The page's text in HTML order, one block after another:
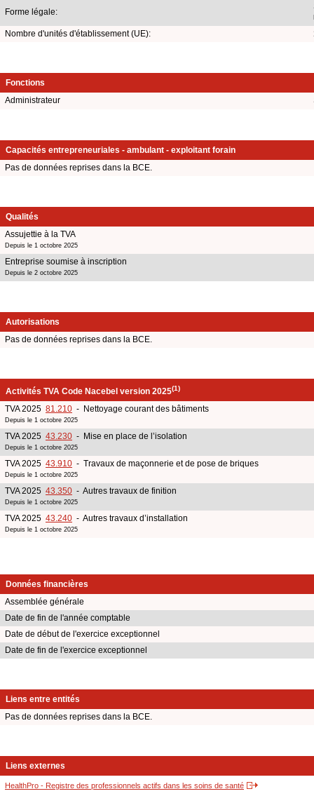
Forme légale:
Nombre d'unités d'établissement (UE):
Fonctions
Administrateur
Capacités entrepreneuriales - ambulant - exploitant forain
Pas de données reprises dans la BCE.
Qualités
Assujettie à la TVA
Depuis le 1 octobre 2025
Entreprise soumise à inscription
Depuis le 2 octobre 2025
Autorisations
Pas de données reprises dans la BCE.
Activités TVA Code Nacebel version 2025(1)
TVA 2025 81.210 - Nettoyage courant des bâtiments
Depuis le 1 octobre 2025
TVA 2025 43.230 - Mise en place de l’isolation
Depuis le 1 octobre 2025
TVA 2025 43.910 - Travaux de maçonnerie et de pose de briques
Depuis le 1 octobre 2025
TVA 2025 43.350 - Autres travaux de finition
Depuis le 1 octobre 2025
TVA 2025 43.240 - Autres travaux d’installation
Depuis le 1 octobre 2025
Données financières
Assemblée générale
Date de fin de l'année comptable
Date de début de l'exercice exceptionnel
Date de fin de l'exercice exceptionnel
Liens entre entités
Pas de données reprises dans la BCE.
Liens externes
HealthPro - Registre des professionnels actifs dans les soins de santé